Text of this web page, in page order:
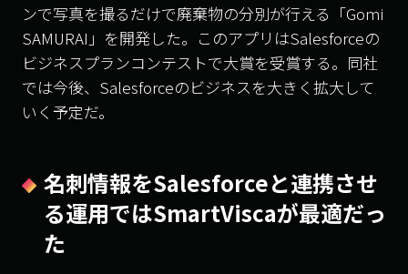
ンで写真を撮るだけで廃棄物の分別が行える「Gomi
SAMURAI 」を開発した。このアプリはSalesforceの
ビジネスプランコンテストで大賞を受賞する。同社
では今後、 Salesforceのビジネスを大きく拡大して
いく予定だ。
名刺情報をSalesforceと連携させ
る運用ではSmartViscaが最適だっ
た